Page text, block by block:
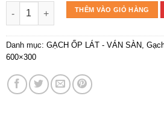
Gạch Taicera Transform 600*300
THÊM VÀO GIỎ HÀNG
Danh mục: GẠCH ỐP LÁT - VÁN SÀN,
600×300